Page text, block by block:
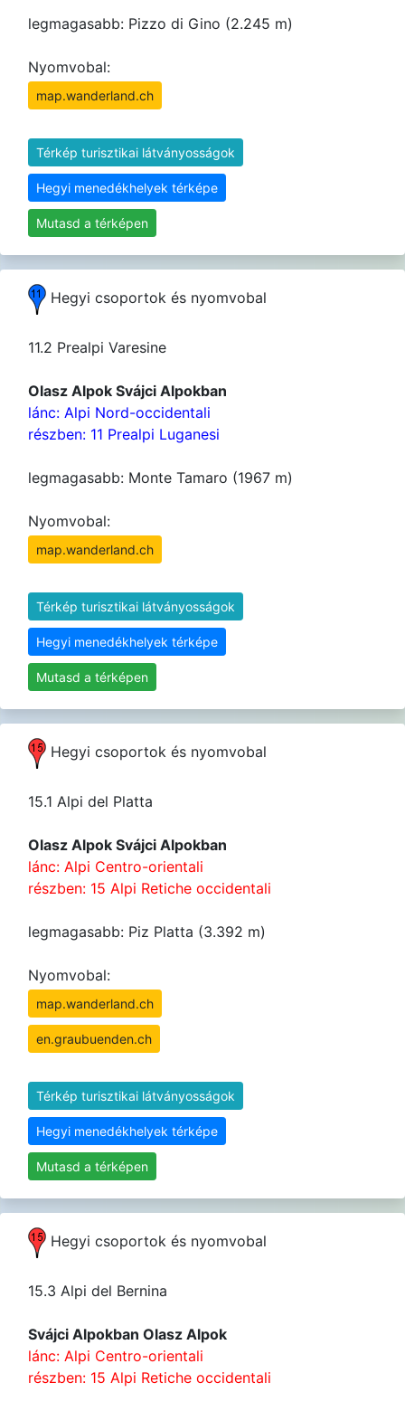
legmagasabb: Pizzo di Gino (2.245 m)
Nyomvobal:
map.wanderland.ch
Térkép turisztikai látványosságok
Hegyi menedékhelyek térképe
Mutasd a térképen
Hegyi csoportok és nyomvobal
11.2 Prealpi Varesine
Olasz Alpok Svájci Alpokban
lánc: Alpi Nord-occidentali
részben: 11 Prealpi Luganesi
legmagasabb: Monte Tamaro (1967 m)
Nyomvobal:
map.wanderland.ch
Térkép turisztikai látványosságok
Hegyi menedékhelyek térképe
Mutasd a térképen
Hegyi csoportok és nyomvobal
15.1 Alpi del Platta
Olasz Alpok Svájci Alpokban
lánc: Alpi Centro-orientali
részben: 15 Alpi Retiche occidentali
legmagasabb: Piz Platta (3.392 m)
Nyomvobal:
map.wanderland.ch
en.graubuenden.ch
Térkép turisztikai látványosságok
Hegyi menedékhelyek térképe
Mutasd a térképen
Hegyi csoportok és nyomvobal
15.3 Alpi del Bernina
Svájci Alpokban Olasz Alpok
lánc: Alpi Centro-orientali
részben: 15 Alpi Retiche occidentali